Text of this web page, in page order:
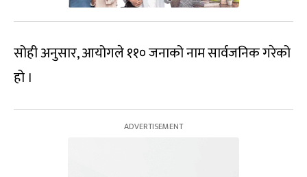
सोही अनुसार, आयोगले ११० जनाको नाम सार्वजनिक गरेको
हो ।